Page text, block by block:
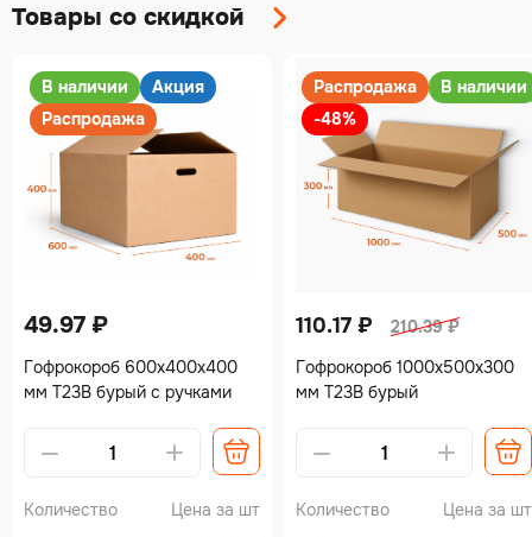
Товары со скидкой
В наличии
Акция
Распродажа
49.97 ₽
Гофрокороб 600х400х400
мм Т23В бурый с ручками
Количество Цена за шт
Распродажа
В наличии
-48%
110.17 ₽ 210.39₽
Гофрокороб 1000х500х300
мм Т23В бурый
Количество Цена за шт